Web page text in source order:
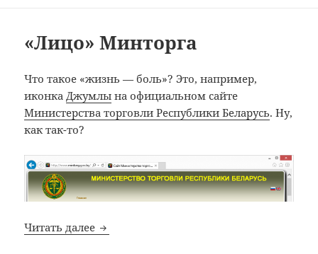
«Лицо» Минторга
Что такое «жизнь — боль»? Это, например,
иконкаДжумлы на официальном сайте
Министерства торговли Республики Беларусь. Ну,
как так-то?
Читать далее «Лицо» Минторга